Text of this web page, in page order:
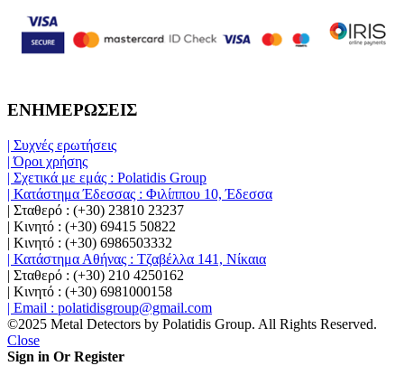
ΕΝΗΜΕΡΩΣΕΙΣ
| Συχνές ερωτήσεις
| Όροι χρήσης
| Σχετικά με εμάς : Polatidis Group
| Κατάστημα Έδεσσας : Φιλίππου 10, Έδεσσα
| Σταθερό : (+30) 23810 23237
| Κινητό : (+30) 69415 50822
| Κινητό : (+30) 6986503332
| Κατάστημα Αθήνας : Τζαβέλλα 141, Νίκαια
| Σταθερό : (+30) 210 4250162
| Κινητό : (+30) 6981000158
| Email : polatidisgroup@gmail.com
©2025 Metal Detectors by Polatidis Group. All Rights Reserved.
Close
Sign in Or Register